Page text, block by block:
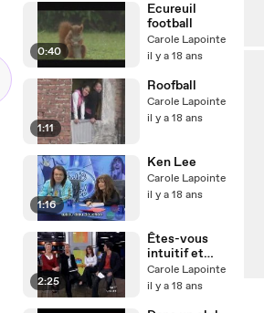
0:40
Ecureuil
football
Carole Lapointe
il y a 18 ans
1:11
Roofball
Carole Lapointe
il y a 18 ans
1:16
Ken Lee
Carole Lapointe
il y a 18 ans
2:25
Êtes-vous
intuitif et
créatif ou
logique et
Carole Lapointe
il y a 18 ans